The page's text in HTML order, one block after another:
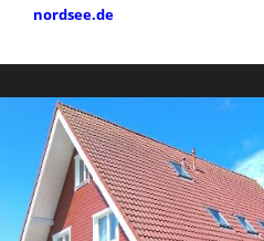
nordsee.de